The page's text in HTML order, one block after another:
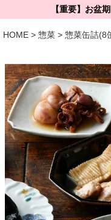
【重要】お
HOME 惣菜 惣菜缶詰(8